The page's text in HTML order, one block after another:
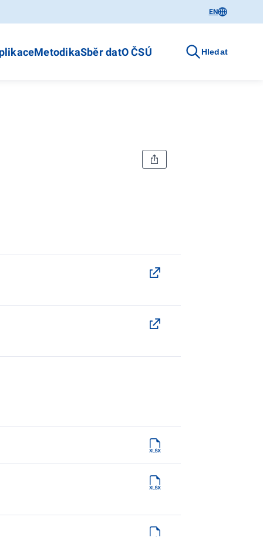
EN
MetodikaSběr datO ČSÚ Hledat